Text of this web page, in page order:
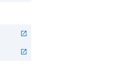
open_in_new
open_in_new